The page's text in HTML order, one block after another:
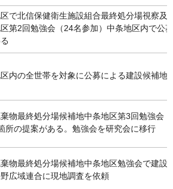
で北信保健衛生施設組合最終処分場視察及
第2回勉強会（24名参加）中条地区内で公
内の全世帯を対象に公募による建設候補地
物最終処分場候補地中条地区第3回勉強会
所の提案がある。勉強会を研究会に移行
物最終処分場候補地中条地区勉強会で建設
広域連合に現地調査を依頼